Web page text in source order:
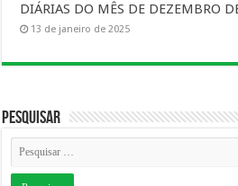
DIÁRIAS DO MÊS DE DEZEMBRO
13 de janeiro de 2025
Pesquisar